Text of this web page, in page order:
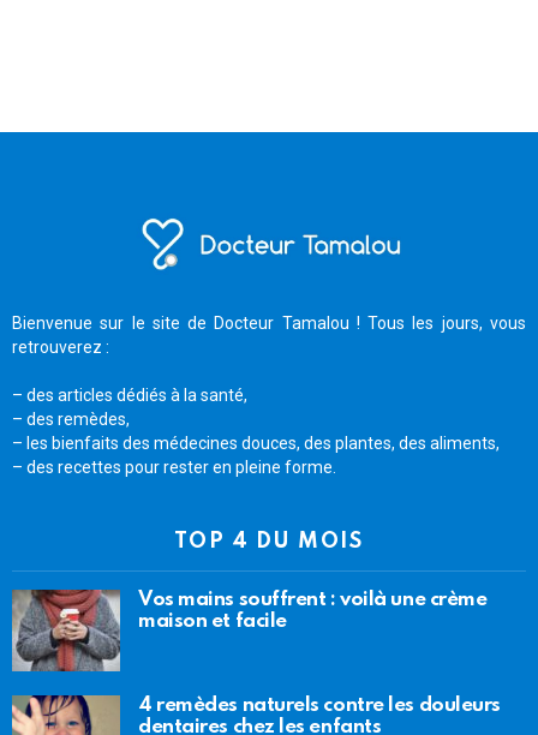
Bienvenue sur le site de Docteur Tamalou ! Tous les jours, vous
retrouverez :
– des articles dédiés à la santé,
– des remèdes,
– les bienfaits des médecines douces, des plantes, des aliments,
– des recettes pour rester en pleine forme.
TOP 4 DU MOIS
Vos mains souffrent : voilà une crème
maison et facile
4 remèdes naturels contre les douleurs
dentaires chez les enfants